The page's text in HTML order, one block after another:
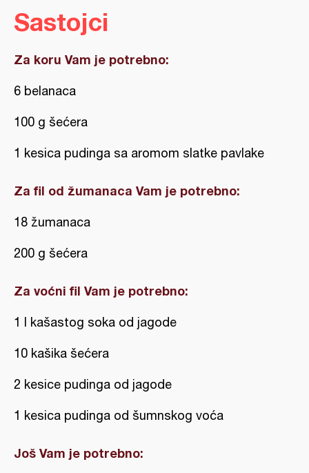
Sastojci
Za koru Vam je potrebno:
6 belanaca
100 g šećera
1 kesica pudinga sa aromom slatke pavlake
Za fil od žumanaca Vam je potrebno:
18 žumanaca
200 g šećera
Za voćni fil Vam je potrebno:
1 l kašastog soka od jagode
10 kašika šećera
2 kesice pudinga od jagode
1 kesica pudinga od šumnskog voća
Još Vam je potrebno: